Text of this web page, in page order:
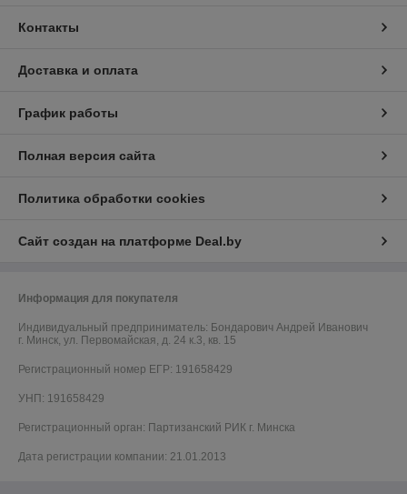
Контакты
Доставка и оплата
График работы
Полная версия сайта
Политика обработки cookies
Сайт создан на платформе Deal.by
Информация для покупателя
Индивидуальный предприниматель: Бондарович Андрей Иванович
г. Минск, ул. Первомайская, д. 24 к.3, кв. 15
Регистрационный номер ЕГР: 191658429
УНП: 191658429
Регистрационный орган: Партизанский РИК г. Минска
Дата регистрации компании: 21.01.2013